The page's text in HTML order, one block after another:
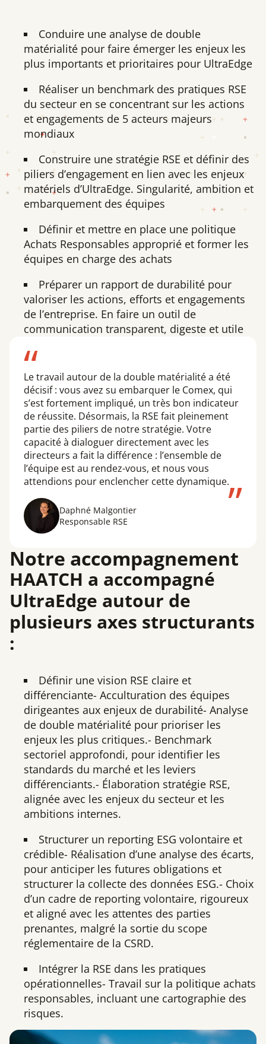
Conduire une analyse de double
matérialité pour faire émerger les enjeux les
plus importants et prioritaires pour UltraEdge
Réaliser un benchmark des pratiques RSE
du secteur en se concentrant sur les actions
et engagements de 5 acteurs majeurs
mondiaux
Construire une stratégie RSE et définir des
piliers d’engagement en lien avec les enjeux
matériels d’UltraEdge. Singularité, ambition et
embarquement des équipes
Définir et mettre en place une politique
Achats Responsables approprié et former les
équipes en charge des achats
Préparer un rapport de durabilité pour
valoriser les actions, efforts et engagements
de l’entreprise. En faire un outil de
communication transparent, digeste et utile
Le travail autour de la double matérialité a été
décisif : vous avez su embarquer le Comex, qui
s’est fortement impliqué, un très bon indicateur
de réussite. Désormais, la RSE fait pleinement
partie des piliers de notre stratégie. Votre
capacité à dialoguer directement avec les
directeurs a fait la différence : l’ensemble de
l’équipe est au rendez-vous, et nous vous
attendions pour enclencher cette dynamique.
Daphné Malgontier
Responsable RSE
Notre accompagnement
HAATCH a accompagné
UltraEdge autour de
plusieurs axes structurants
:
Définir une vision RSE claire et
différenciante- Acculturation des équipes
dirigeantes aux enjeux de durabilité- Analyse
de double matérialité pour prioriser les
enjeux les plus critiques.- Benchmark
sectoriel approfondi, pour identifier les
standards du marché et les leviers
différenciants.- Élaboration stratégie RSE,
alignée avec les enjeux du secteur et les
ambitions internes.
Structurer un reporting ESG volontaire et
crédible- Réalisation d’une analyse des écarts,
pour anticiper les futures obligations et
structurer la collecte des données ESG.- Choix
d’un cadre de reporting volontaire, rigoureux
et aligné avec les attentes des parties
prenantes, malgré la sortie du scope
réglementaire de la CSRD.
Intégrer la RSE dans les pratiques
opérationnelles- Travail sur la politique achats
responsables, incluant une cartographie des
risques.